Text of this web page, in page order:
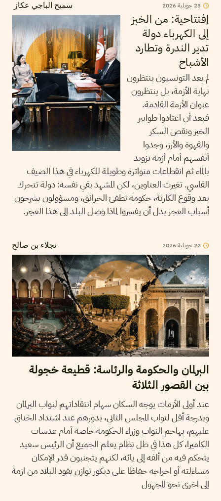
سميح الباجي عكاز 23 جويلية2026
إفتتاحية: من الخبز
إلى الكهرباء دولة
تدير الندرة وتطارد
الأشباح
لم يعد التونسيون ينتظرون
نهاية الأزمة، بل ينتظرون
عنوان الأزمة القادمة.
فبعد أن اعتادوا طوابير
الخبز ونقص السكر
والقهوة والأرز، وجدوا
أنفسهم أمام أزمة تزويد
بالماء ثم انقطاعات متواترة وطويلة للكهرباء في هذا الصيف
القاسي. تغيرت العناوين، لكن المشهد بقي نفسه: دولة تتحرك
بعد وقوع الكارثة، حكومة تطفئ الحرائق، ومسؤولون يشرحون
أسباب العجز بدل أن يفسروا لماذا وصل البلد إلى هذا العجز.
نجلاء بن صالح 22 جويلية2026
البرلمان والحكومة والرئاسة: قطيعة خجولة
بين القصور الثلاثة
عند أولى الأزمات يوجه السكان سهام انتقاداتهم لنواب البرلمان
وبدرجة أقل لنواب المجلس الثاني، بدورهم عند اشتداد الخناق
عليهم، يهاجم النواب وزراء الحكومة خاصة أمام عدسات
الكاميرا، كل هذا في ظل نظام يعلم الجميع أن الرئيس سعيد
يتحكم فيه من ألفه إلى يائه، لكنهم يتجنبون قدر الإمكان
مساءلته أو احراجه حفاظا على ديكور توازن يقود البلاد من ازمة
إلى اخرى نحو المجهول